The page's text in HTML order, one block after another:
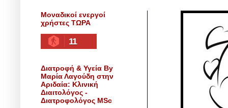
Μοναδικοί ενεργοί
χρήστες ΤΩΡΑ
11
Διατροφή & Υγεία By
Μαρία Λαγούδη στην
Αριδαία: Κλινική
Διαιτολόγος -
Διατροφολόγος MSc